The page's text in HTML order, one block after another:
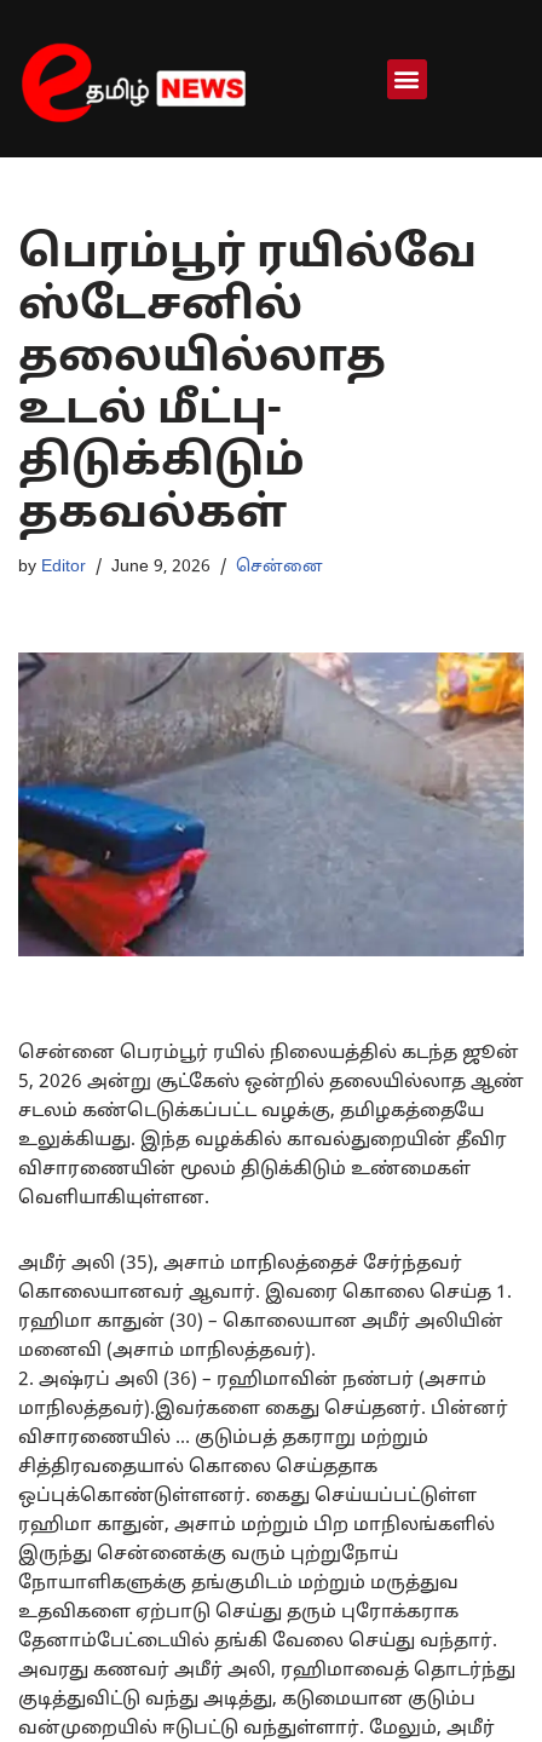
Skip
to
content
பெரம்பூர் ரயில்வே
ஸ்டேசனில்
தலையில்லாத
உடல் மீட்பு-
திடுக்கிடும்
தகவல்கள்
by Editor June 9, 2026 சென்னை
சென்னை பெரம்பூர் ரயில் நிலையத்தில் கடந்த ஜூன்
5, 2026 அன்று சூட்கேஸ் ஒன்றில் தலையில்லாத ஆண்
சடலம் கண்டெடுக்கப்பட்ட வழக்கு, தமிழகத்தையே
உலுக்கியது. இந்த வழக்கில் காவல்துறையின் தீவிர
விசாரணையின் மூலம் திடுக்கிடும் உண்மைகள்
வெளியாகியுள்ளன.
அமீர் அலி (35), அசாம் மாநிலத்தைச் சேர்ந்தவர்
கொலையானவர் ஆவார். இவரை கொலை செய்த 1.
ரஹிமா காதுன் (30) – கொலையான அமீர் அலியின்
மனைவி (அசாம் மாநிலத்தவர்).
2. அஷ்ரப் அலி (36) – ரஹிமாவின் நண்பர் (அசாம்
மாநிலத்தவர்).இவர்களை கைது செய்தனர். பின்னர்
விசாரணையில் … குடும்பத் தகராறு மற்றும்
சித்திரவதையால் கொலை செய்ததாக
ஒப்புக்கொண்டுள்ளனர். கைது செய்யப்பட்டுள்ள
ரஹிமா காதுன், அசாம் மற்றும் பிற மாநிலங்களில்
இருந்து சென்னைக்கு வரும் புற்றுநோய்
நோயாளிகளுக்கு தங்குமிடம் மற்றும் மருத்துவ
உதவிகளை ஏற்பாடு செய்து தரும் புரோக்கராக
தேனாம்பேட்டையில் தங்கி வேலை செய்து வந்தார்.
அவரது கணவர் அமீர் அலி, ரஹிமாவைத் தொடர்ந்து
குடித்துவிட்டு வந்து அடித்து, கடுமையான குடும்ப
வன்முறையில் ஈடுபட்டு வந்துள்ளார். மேலும், அமீர்